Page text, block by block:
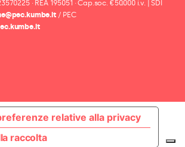
· REA 195051 · Cap.soc. €50.000 i.v. | SDI
/ PEC
raccolta
relative alla privacy